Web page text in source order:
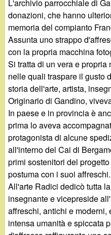
g
a
n
d
i
n
o
.
i
L'archivio parrocchiale di
donazioni, che hanno
memoria del compianto
Assunta uno strappo
con la propria macchina
Si tratta di un vera e
nelle quali traspare il gusto
storia dell'arte, artista,
Originario di Gandino,
In paese e in provincia è
prima lo aveva
protagonista di alcune
all'interno del Cai di
primi sostenitori del
postuma con i suoi affreschi.
All'arte Radici dedicò tutta
insegnante e vicepreside
affreschi, antichi e
intensa umanità e spiccata